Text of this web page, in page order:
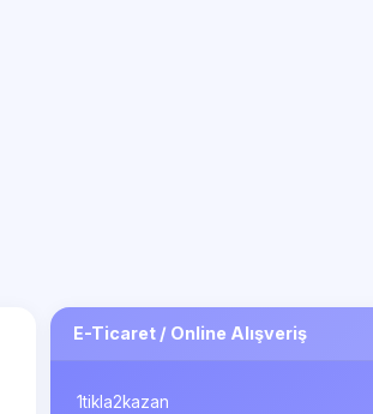
E-Ticaret / Online Alışveriş
1tikla2kazan